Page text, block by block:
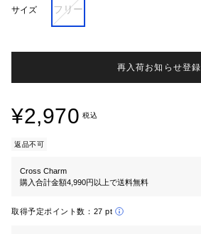
サイズ フリー
再入荷お知らせ登録
¥2,970 税込
返品不可
Cross Charm
購入合計金額4,990円以上で送料無料
取得予定ポイント数： 27 pt